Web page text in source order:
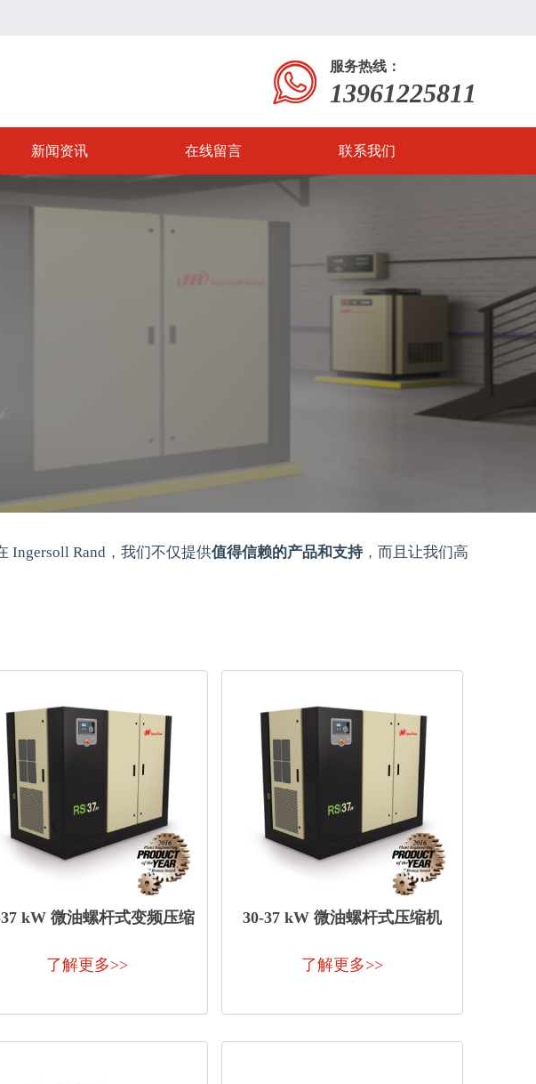
服务热线：
13961225811
新闻资讯 在线留言 联系我们
Ingersoll Rand，我们不仅提供值得信赖的产品和支持，而且让我们高
kW 微油螺杆式变频压缩
了解更多>>
30-37 kW 微油螺杆式压缩机
了解更多>>